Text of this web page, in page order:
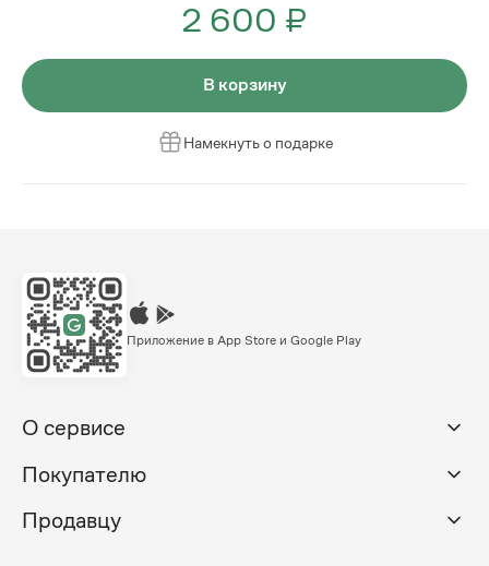
2 600 ₽
В корзину
Намекнуть о подарке
Приложение в App Store и Google Play
О сервисе
Покупателю
Продавцу